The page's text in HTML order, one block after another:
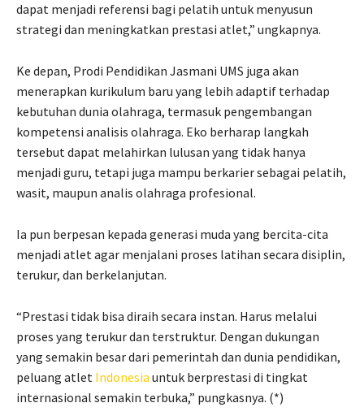
dapat menjadi referensi bagi pelatih untuk menyusun
strategi dan meningkatkan prestasi atlet,” ungkapnya.
Ke depan, Prodi Pendidikan Jasmani UMS juga akan
menerapkan kurikulum baru yang lebih adaptif terhadap
kebutuhan dunia olahraga, termasuk pengembangan
kompetensi analisis olahraga. Eko berharap langkah
tersebut dapat melahirkan lulusan yang tidak hanya
menjadi guru, tetapi juga mampu berkarier sebagai pelatih,
wasit, maupun analis olahraga profesional.
Ia pun berpesan kepada generasi muda yang bercita-cita
menjadi atlet agar menjalani proses latihan secara disiplin,
terukur, dan berkelanjutan.
“Prestasi tidak bisa diraih secara instan. Harus melalui
proses yang terukur dan terstruktur. Dengan dukungan
yang semakin besar dari pemerintah dan dunia pendidikan,
peluang atlet Indonesia untuk berprestasi di tingkat
internasional semakin terbuka,” pungkasnya. (*)